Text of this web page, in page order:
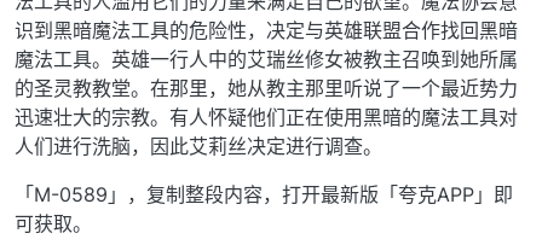
识到黑暗魔法工具的危险性，决定与英雄联盟合作找回黑暗
魔法工具。英雄一行人中的艾瑞丝修女被教主召唤到她所属
的圣灵教教堂。在那里，她从教主那里听说了一个最近势力
迅速壮大的宗教。有人怀疑他们正在使用黑暗的魔法工具对
人们进行洗脑，因此艾莉丝决定进行调查。
「M-0589」，复制整段内容，打开最新版「夸克APP」即
可获取。